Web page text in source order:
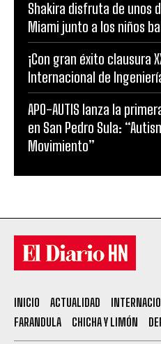
Shakira disfruta de unos
Miami junto a los niños
¡Con gran éxito clausura
Internacional de
APO-AUTIS lanza la
en San Pedro Sula:
Movimiento”
INICIO ACTUALIDAD
FARANDULA
CHICHA Y LIMÓN